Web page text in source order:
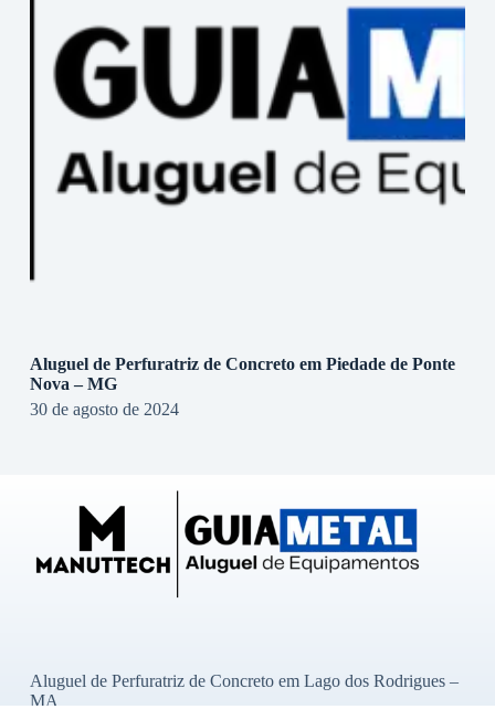
Aluguel de Perfuratriz de Concreto em Piedade de Ponte
Nova – MG
30 de agosto de 2024
Aluguel de Perfuratriz de Concreto em Lago dos Rodrigues –
MA